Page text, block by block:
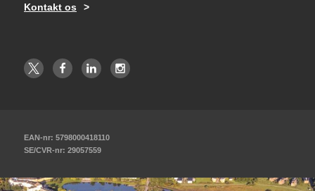
Kontakt os
EAN-nr: 5798000418110
SE/CVR-nr: 29057559